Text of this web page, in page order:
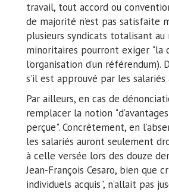
travail, tout accord ou
de majorité n’est pas satisfaite
plusieurs syndicats totalisant
minoritaires pourront exiger "la
l’organisation d’un référendum).
s’il est approuvé par les
Par ailleurs, en cas de
remplacer la notion
perçue". Concrètement, en
les salariés auront seulement
à celle versée lors des douze
Jean-François Cesaro, bien que
individuels acquis", n’allait pas